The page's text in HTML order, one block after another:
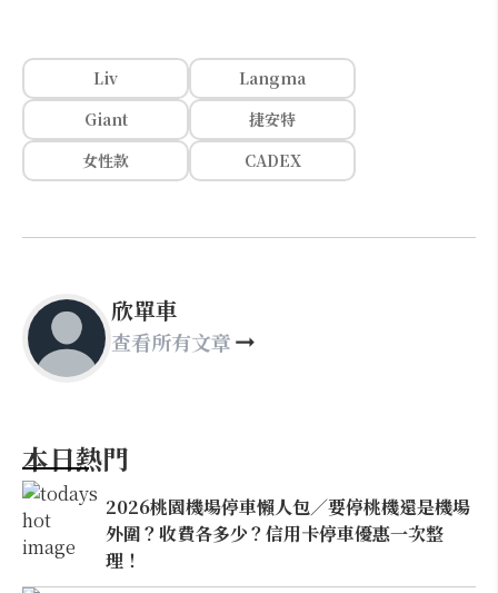
Liv
Langma
Giant
捷安特
女性款
CADEX
欣單車
查看所有文章
本日熱門
2026桃園機場停車懶人包／要停桃機還是機場
外圍？收費各多少？信用卡停車優惠一次整
理！